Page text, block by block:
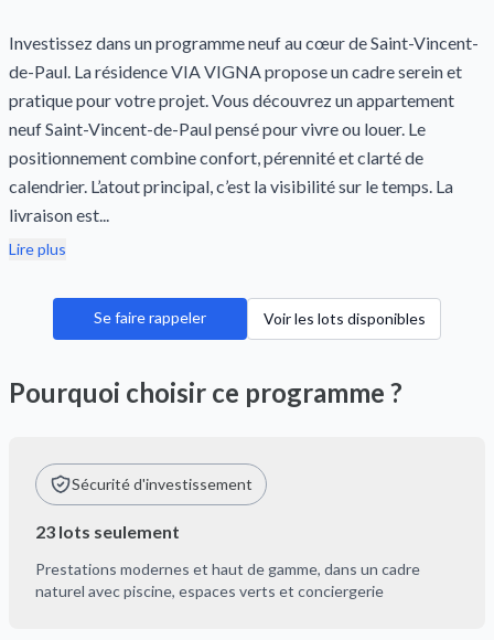
Investissez dans un programme neuf au cœur de Saint-Vincent-
de-Paul. La résidence VIA VIGNA propose un cadre serein et
pratique pour votre projet. Vous découvrez un appartement
neuf Saint-Vincent-de-Paul pensé pour vivre ou louer. Le
positionnement combine confort, pérennité et clarté de
calendrier. L’atout principal, c’est la visibilité sur le temps. La
livraison est...
Lire plus
Se faire rappeler Voir les lots disponibles
Pourquoi choisir ce programme ?
Sécurité d'investissement
23 lots seulement
Prestations modernes et haut de gamme, dans un cadre
naturel avec piscine, espaces verts et conciergerie